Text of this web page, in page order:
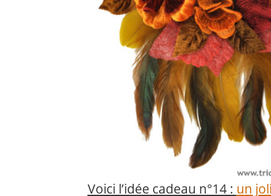
Voici l’idée cadeau n°14 : un